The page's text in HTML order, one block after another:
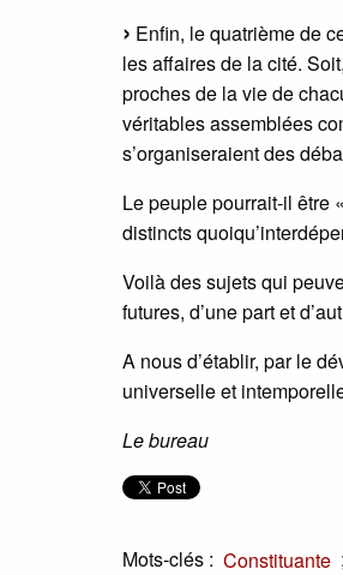
Enfin, le quatrième de
les affaires de la cité.
proches de la vie de
véritables assemblées
s’organiseraient des
Le peuple pourrait-il être
distincts
Voilà des sujets qui
futures, d’une part et
A nous d’établir, par le
universelle et
Le bureau
Mots-clés : Constituante ;